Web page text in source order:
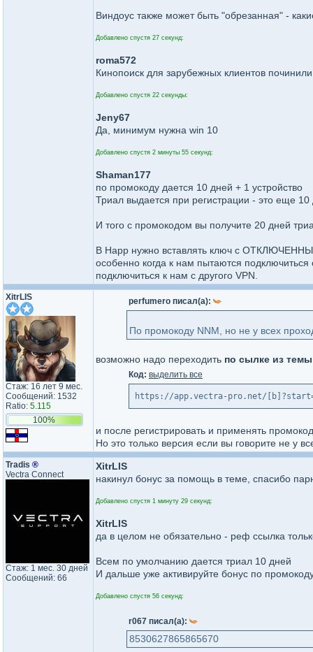
Виндоус также может быть "обрезанная" -
Добавлено спустя 27 секунд:
roma572
Кинопоиск для зарубежных клиентов
Добавлено спустя 22 секунды:
Jeny67
Да, минимум нужна win 10
Добавлено спустя 2 минуты 55 секунд:
Shaman177
по промокоду дается 10 дней + 1 устройство
Триал выдается при регистрации - это еще 10
И того с промокодом вы получите 20 дней
В Happ нужно вставлять ключ с
особенно когда к нам пытаются
подключиться к нам с другого VPN.
XitrLIS
Стаж: 16 лет 9 мес.
Сообщений: 1532
Ratio: 5.115
100%
perfumero писал(а):
По промокоду NNM, но не у всех
возможно надо переходить по сылке из темы
Код: выделить все
https://app.vectra-pro.net/
и после регистрировать и применять
Но это только версия если вы говорите не у
Tradis ®
Vectra Connect
Стаж: 1 мес. 30 дней
Сообщений: 66
XitrLIS
накинул бонус за помощь в теме, спасибо
Добавлено спустя 1 минуту 29 секунд:
XitrLIS
да в целом не обязательно - реф ссылка
Всем по умолчанию дается триал 10 дней
И дальше уже активируйте бонус по
Добавлено спустя 56 секунд:
r067 писал(а):
8530627865865670